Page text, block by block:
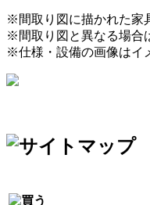
※間取り図に描かれた家
※間取り図と異なる場合
※仕様・設備の画像はイ